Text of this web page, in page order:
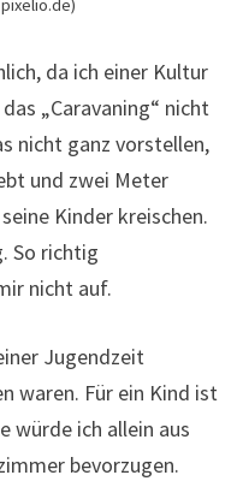
da ich einer Kultur
„Caravaning“ nicht
nicht ganz vorstellen,
und zwei Meter
Kinder kreischen.
So richtig
nicht auf.
Jugendzeit
waren. Für ein Kind ist
würde ich allein aus
bevorzugen.